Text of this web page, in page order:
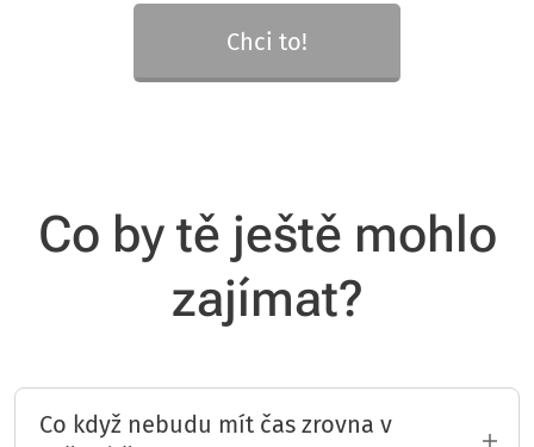
Chci to!
Co by tě ještě mohlo
zajímat?
Co když nebudu mít čas zrovna v